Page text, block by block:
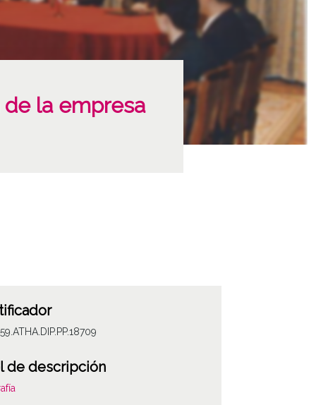
de la empresa
de descripción